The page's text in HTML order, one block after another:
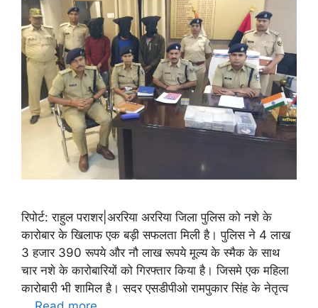
रिपोर्ट: राहुल पराशर|अररिया अररिया जिला पुलिस को नशे के
कारोबार के खिलाफ एक बड़ी सफलता मिली है। पुलिस ने 4 लाख
3 हजार 390 रूपये और नौ लाख रूपये मूल्य के स्मैक के साथ
चार नशे के कारोबारियों को गिरफ्तार किया है। जिसमे एक महिला
कारोबारी भी शामिल है। सदर एसडीपीओ रामपुकार सिंह के नेतृत्व